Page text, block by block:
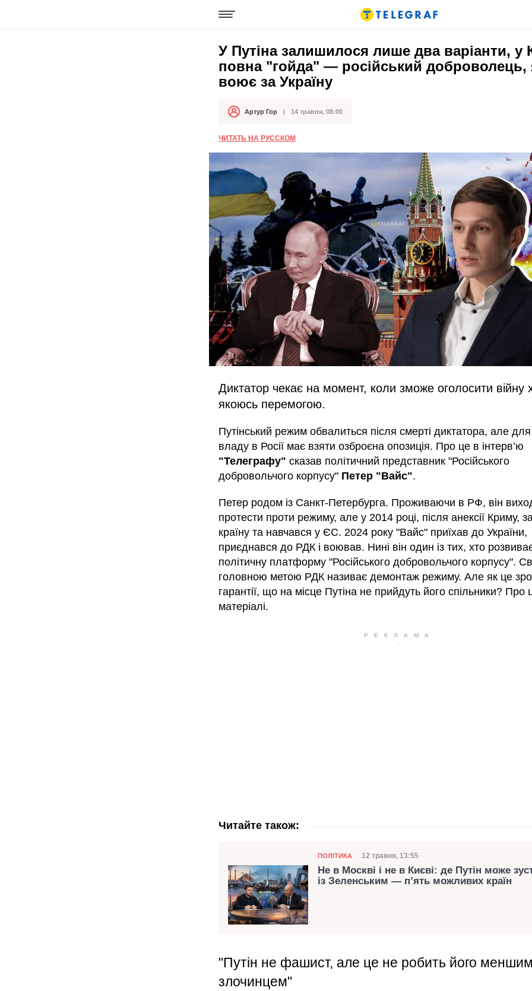
У Путіна залишилося лише два варіанти, у
повна "гойда" — російський доброволець,
воює за Україну
АвторАртур Гор
Дата публікації 14 травня, 08:00
ЧИТАТЬ НА РУССКОМ
Диктатор чекає на момент, коли зможе оголосити війну
якоюсь перемогою.
Путінський режим обвалиться після смерті диктатора, але
владу в Росії має взяти озброєна опозиція. Про це в інтерв’ю
"Телеграфу" сказав політичний представник "Російського
добровольчого корпусу" Петер "Вайс".
Петер родом із Санкт-Петербурга. Проживаючи в РФ, він
протести проти режиму, але у 2014 році, після анексії Криму,
країну та навчався у ЄС. 2024 року "Вайс" приїхав до України,
приєднався до РДК і воював. Нині він один із тих, хто
політичну платформу "Російського добровольчого корпусу".
головною метою РДК називає демонтаж режиму. Але як це
гарантії, що на місце Путіна не прийдуть його спільники? Про
матеріалі.
Читайте також:
Категорія
ПОЛІТИКА Дата публікації
12 травня, 13:55
Не в Москві і не в Києві: де Путін може
із Зеленським — п’ять можливих країн
"Путін не фашист, але це не робить його меншим
злочинцем"